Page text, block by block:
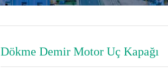
Dökme Demir Motor Uç Kapağı